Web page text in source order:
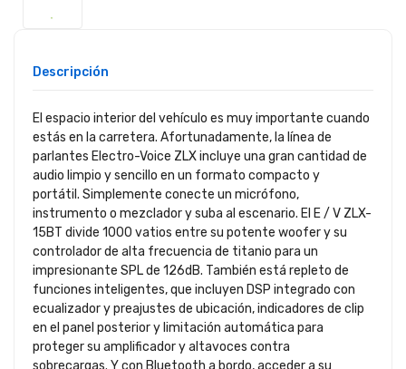
Descripción
El espacio interior del vehículo es muy importante cuando
estás en la carretera. Afortunadamente, la línea de
parlantes Electro-Voice ZLX incluye una gran cantidad de
audio limpio y sencillo en un formato compacto y
portátil. Simplemente conecte un micrófono,
instrumento o mezclador y suba al escenario. El E / V ZLX-
15BT divide 1000 vatios entre su potente woofer y su
controlador de alta frecuencia de titanio para un
impresionante SPL de 126dB. También está repleto de
funciones inteligentes, que incluyen DSP integrado con
ecualizador y preajustes de ubicación, indicadores de clip
en el panel posterior y limitación automática para
proteger su amplificador y altavoces contra
sobrecargas. Y con Bluetooth a bordo, acceder a su